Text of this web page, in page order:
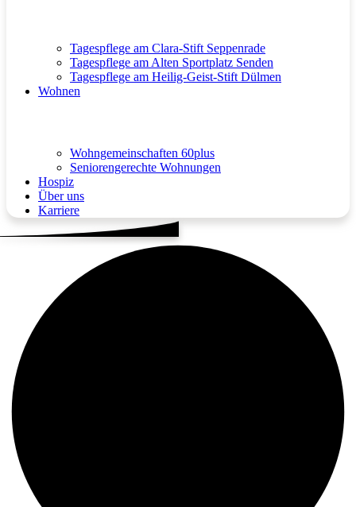
Tagespflege am Clara-Stift Seppenrade
Tagespflege am Alten Sportplatz Senden
Tagespflege am Heilig-Geist-Stift Dülmen
Wohnen
Wohngemeinschaften 60plus
Seniorengerechte Wohnungen
Hospiz
Über uns
Karriere